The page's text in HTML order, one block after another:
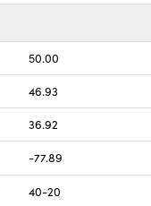
50.00
46.93
36.92
-77.89
40-20